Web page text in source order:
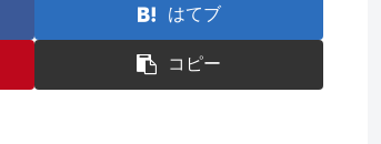
はてブ
コピー